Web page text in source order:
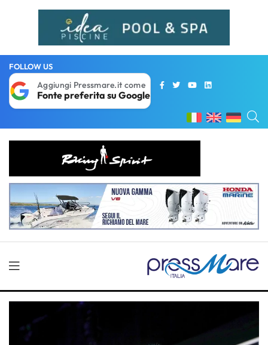
FOLLOW US
Aggiungi Pressmare.it come
Fonte preferita su Google